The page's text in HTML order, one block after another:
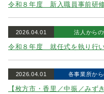
令和８年度 新入職員事前研
2026.04.01 法人から
令和８年度 就任式を執り行
2026.04.01 各事業所か
【枚方市・香里／中振／みず